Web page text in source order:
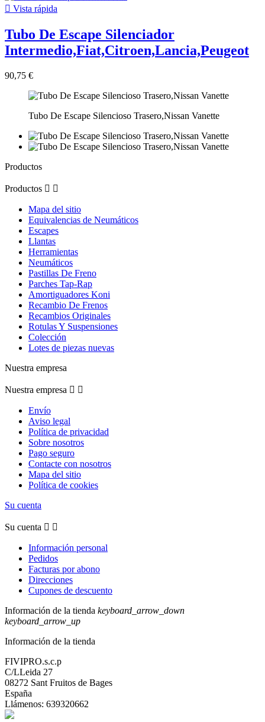
 Vista rápida
Tubo De Escape Silenciador
Intermedio,Fiat,Citroen,Lancia,Peugeot
90,75 €
Tubo De Escape Silencioso Trasero,Nissan Vanette
Productos
Productos  
Mapa del sitio
Equivalencias de Neumáticos
Escapes
Llantas
Herramientas
Neumáticos
Pastillas De Freno
Parches Tap-Rap
Amortiguadores Koni
Recambio De Frenos
Recambios Originales
Rotulas Y Suspensiones
Colección
Lotes de piezas nuevas
Nuestra empresa
Nuestra empresa  
Envío
Aviso legal
Política de privacidad
Sobre nosotros
Pago seguro
Contacte con nosotros
Mapa del sitio
Política de cookies
Su cuenta
Su cuenta  
Información personal
Pedidos
Facturas por abono
Direcciones
Cupones de descuento
Información de la tienda keyboard_arrow_down
keyboard_arrow_up
Información de la tienda
FIVIPRO.s.c.p
C/LLeida 27
08272 Sant Fruitos de Bages
España
Llámenos: 639320662